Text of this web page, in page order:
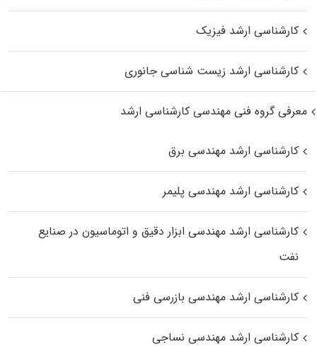
کارشناسی ارشد فیزیک
کارشناسی ارشد زیست‌ شناسی جانوری
معرفی گروه فنی مهندسی کارشناسی ارشد
کارشناسی ارشد مهندسی برق
کارشناسی ارشد مهندسی پلیمر
کارشناسی ارشد مهندسی ابزار دقیق و اتوماسیون در صنایع
نفت
کارشناسی ارشد مهندسی بازرسی فنی
کارشناسی ارشد مهندسی نساجی